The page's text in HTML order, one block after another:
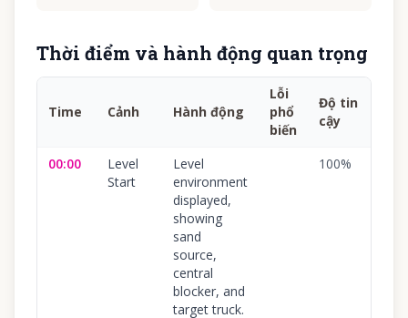
Thời điểm và hành động quan trọng
Time Cảnh Hành động
Lỗi
phổ
biến
Độ tin
cậy
00:00
Level
Start
Level
environment
displayed,
showing
sand
source,
central
blocker, and
target truck.
100%